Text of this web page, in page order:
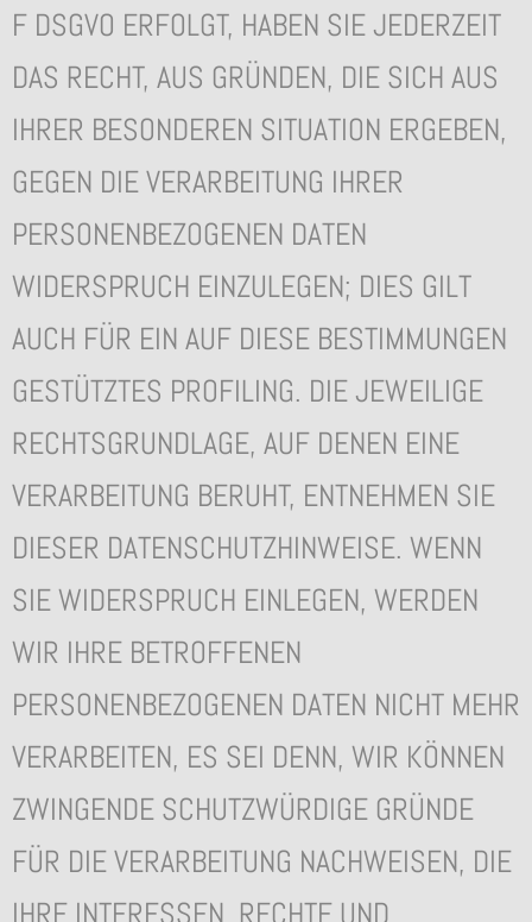
F DSGVO ERFOLGT, HABEN SIE JEDERZEIT
DAS RECHT, AUS GRÜNDEN, DIE SICH AUS
IHRER BESONDEREN SITUATION ERGEBEN,
GEGEN DIE VERARBEITUNG IHRER
PERSONENBEZOGENEN DATEN
WIDERSPRUCH EINZULEGEN; DIES GILT
AUCH FÜR EIN AUF DIESE BESTIMMUNGEN
GESTÜTZTES PROFILING. DIE JEWEILIGE
RECHTSGRUNDLAGE, AUF DENEN EINE
VERARBEITUNG BERUHT, ENTNEHMEN SIE
DIESER DATENSCHUTZHINWEISE. WENN
SIE WIDERSPRUCH EINLEGEN, WERDEN
WIR IHRE BETROFFENEN
PERSONENBEZOGENEN DATEN NICHT MEHR
VERARBEITEN, ES SEI DENN, WIR KÖNNEN
ZWINGENDE SCHUTZWÜRDIGE GRÜNDE
FÜR DIE VERARBEITUNG NACHWEISEN, DIE
IHRE INTERESSEN, RECHTE UND